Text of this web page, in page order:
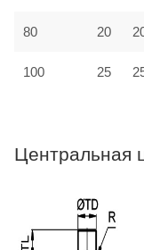
80 20
100 25
Центральная